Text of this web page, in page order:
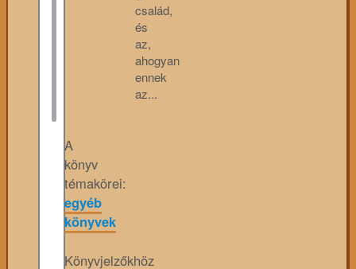
család,
és
az,
ahogyan
ennek
az...
A
könyv
témakörei:
egyéb
könyvek
Könyvjelzőkhöz